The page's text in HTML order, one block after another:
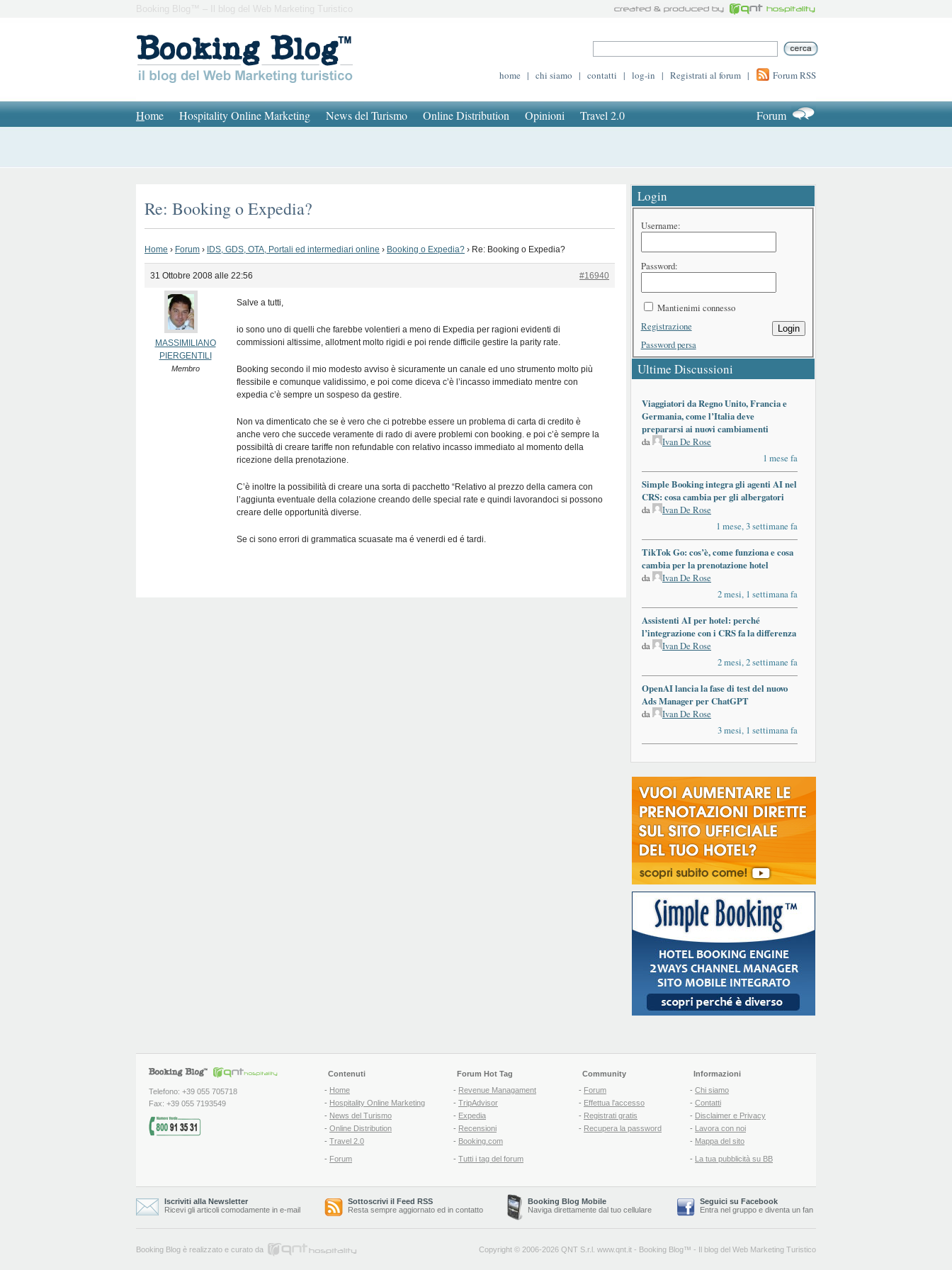
Booking Blog™ – Il blog del Web Marketing Turistico
home | chi siamo | contatti | log-in | Registrati al forum | Forum RSS
Home Hospitality Online Marketing News del Turismo Online Distribution Opinioni Travel 2.0 Forum
Re: Booking o Expedia?
Home › Forum › IDS, GDS, OTA, Portali ed intermediari online › Booking o Expedia? › Re: Booking o Expedia?
31 Ottobre 2008 alle 22:56 #16940
MASSIMILIANO
PIERGENTILI
Membro
Salve a tutti,
io sono uno di quelli che farebbe volentieri a meno di Expedia per ragioni evidenti di
commissioni altissime, allotment molto rigidi e poi rende difficile gestire la parity rate.
Booking secondo il mio modesto avviso è sicuramente un canale ed uno strumento molto più
flessibile e comunque validissimo, e poi come diceva c’è l’incasso immediato mentre con
expedia c’è sempre un sospeso da gestire.
Non va dimenticato che se è vero che ci potrebbe essere un problema di carta di credito è
anche vero che succede veramente di rado di avere problemi con booking. e poi c’è sempre la
possibiltà di creare tariffe non refundable con relativo incasso immediato al momento della
ricezione della prenotazione.
C’è inoltre la possibilità di creare una sorta di pacchetto “Relativo al prezzo della camera con
l’aggiunta eventuale della colazione creando delle special rate e quindi lavorandoci si possono
creare delle opportunità diverse.
Se ci sono errori di grammatica scuasate ma é venerdi ed é tardi.
Login
Username:
Password:
Mantienimi connesso
Login
Registrazione
Password persa
Ultime Discussioni
Viaggiatori da Regno Unito, Francia e
Germania, come l’Italia deve
prepararsi ai nuovi cambiamenti
da
Ivan De Rose
1 mese fa
Simple Booking integra gli agenti AI nel
CRS: cosa cambia per gli albergatori
da
Ivan De Rose
1 mese, 3 settimane fa
TikTok Go: cos’è, come funziona e cosa
cambia per la prenotazione hotel
da
Ivan De Rose
2 mesi, 1 settimana fa
Assistenti AI per hotel: perché
l’integrazione con i CRS fa la differenza
da
Ivan De Rose
2 mesi, 2 settimane fa
OpenAI lancia la fase di test del nuovo
Ads Manager per ChatGPT
da
Ivan De Rose
3 mesi, 1 settimana fa
Telefono: +39 055 705718
Fax: +39 055 7193549
Contenuti
- Home
- Hospitality Online Marketing
- News del Turismo
- Online Distribution
- Travel 2.0
- Forum
Forum Hot Tag
- Revenue Managament
- TripAdvisor
- Expedia
- Recensioni
- Booking.com
- Tutti i tag del forum
Community
- Forum
- Effettua l'accesso
- Registrati gratis
- Recupera la password
Informazioni
- Chi siamo
- Contatti
- Disclaimer e Privacy
- Lavora con noi
- Mappa del sito
- La tua pubblicità su BB
Iscriviti alla Newsletter
Ricevi gli articoli comodamente in e-mail
Sottoscrivi il Feed RSS
Resta sempre aggiornato ed in contatto
Booking Blog Mobile
Naviga direttamente dal tuo cellulare
Seguici su Facebook
Entra nel gruppo e diventa un fan
Booking Blog è realizzato e curato da Copyright © 2006-2026 QNT S.r.l. www.qnt.it - Booking Blog™ - Il blog del Web Marketing Turistico